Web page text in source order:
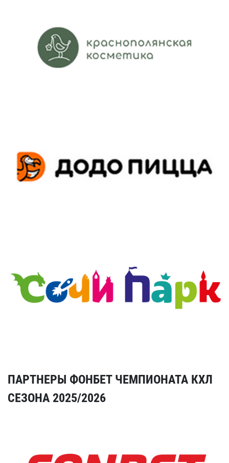
ПАРТНЕРЫ ФОНБЕТ ЧЕМПИОНАТА КХЛ
СЕЗОНА 2025/2026